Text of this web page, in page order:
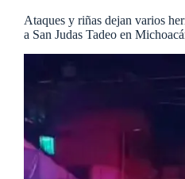
Ataques y riñas dejan varios
a San Judas Tadeo en